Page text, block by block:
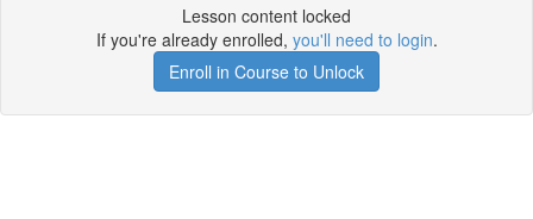
Lesson content locked
If you're already enrolled, you'll need to login.
Enroll in Course to Unlock